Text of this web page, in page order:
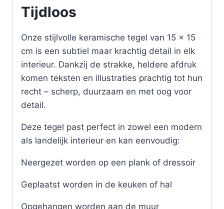
Tijdloos
Onze stijlvolle keramische tegel van 15 x 15
cm is een subtiel maar krachtig detail in elk
interieur. Dankzij de strakke, heldere afdruk
komen teksten en illustraties prachtig tot hun
recht – scherp, duurzaam en met oog voor
detail.
Deze tegel past perfect in zowel een modern
als landelijk interieur en kan eenvoudig:
Neergezet worden op een plank of dressoir
Geplaatst worden in de keuken of hal
Opgehangen worden aan de muur